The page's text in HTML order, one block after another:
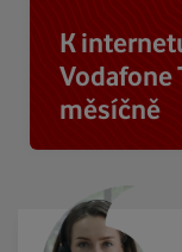
K
Vodafone
měsíčně